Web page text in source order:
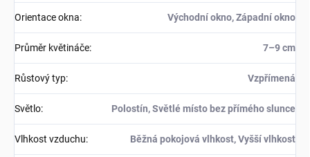
Orientace okna: Východní okno, Západní okno
Průměr květináče: 7–9 cm
Růstový typ: Vzpřímená
Světlo: Polostín, Světlé místo bez přímého slunce
Vlhkost vzduchu: Běžná pokojová vlhkost, Vyšší vlhkost